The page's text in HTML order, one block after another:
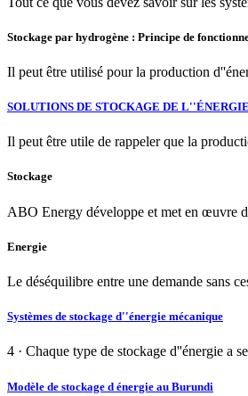
Stockage par hydrogène : Principe de
Il peut être utilisé pour la production
SOLUTIONS DE STOCKAGE DE
Il peut être utile de rappeler que la
Stockage
ABO Energy développe et met en œuvre
Energie
Le déséquilibre entre une demande sans
Systèmes de stockage d''énergie mécanique
4 · Chaque type de stockage d''énergie a
Modèle de stockage d énergie au Burundi